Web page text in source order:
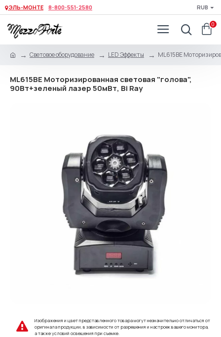
ЭЛЬ-МОНТЕ 8-800-551-2580 RUB
0
Световое оборудование LED Эффекты ML615BE
ML615BE Моторизированная световая "голова",
90Вт+зеленый лазер 50мВт, Bi Ray
Изображения и цвет представленного товара могут незначительно отличаться от
оригинала продукции, в зависимости от разрешения и настроек вашего монитора,
а также условий освещения при съемке.